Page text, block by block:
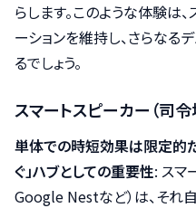
らします。このような体験は
ーションを維持し、さらなる
るでしょう。
スマートスピーカー（司令
単体での時短効果は限定的
ぐ」ハブとしての重要性: スマ
Google Nestなど）は、そ